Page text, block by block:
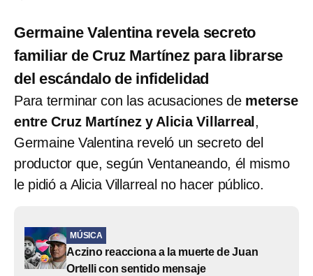
Germaine Valentina revela secreto
familiar de Cruz Martínez para librarse
del escándalo de infidelidad
Para terminar con las acusaciones de meterse
entre Cruz Martínez y Alicia Villarreal ,
Germaine Valentina reveló un secreto del
productor que, según Ventaneando, él mismo
le pidió a Alicia Villarreal no hacer público.
MÚSICA
Aczino reacciona a la muerte de Juan
Ortelli con sentido mensaje